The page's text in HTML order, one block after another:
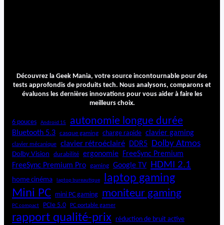
Découvrez la Geek Mania, votre source incontournable pour des
tests approfondis de produits tech. Nous analysons, comparons et
évaluons les dernières innovations pour vous aider à faire les
meilleurs choix.
6 pouces Android 15 autonomie longue durée
Bluetooth 5.3 casque gaming charge rapide clavier gaming
clavier mécanique clavier rétroéclairé DDR5 Dolby Atmos
Dolby Vision durabilité ergonomie FreeSync Premium
FreeSync Premium Pro
gaming Google TV HDMI 2.1
home cinéma laptop bureautique laptop gaming
Mini PC mini PC gaming moniteur gaming
PC compact PCIe 5.0 PC portable gamer
rapport qualité-prix réduction de bruit active